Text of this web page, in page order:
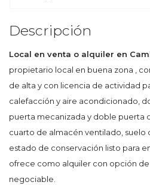
Descripción
Local en venta o alquiler en
propietario local en buena zona ,
de alta y con licencia de actividad
calefacción y aire acondicionado,
puerta mecanizada y doble puerta
cuarto de almacén ventilado, suelo
estado de conservación listo para
ofrece como alquiler con opción
negociable.